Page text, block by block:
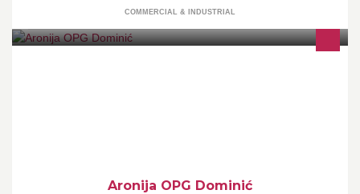
COMMERCIAL & INDUSTRIAL
Aronija OPG Dominić